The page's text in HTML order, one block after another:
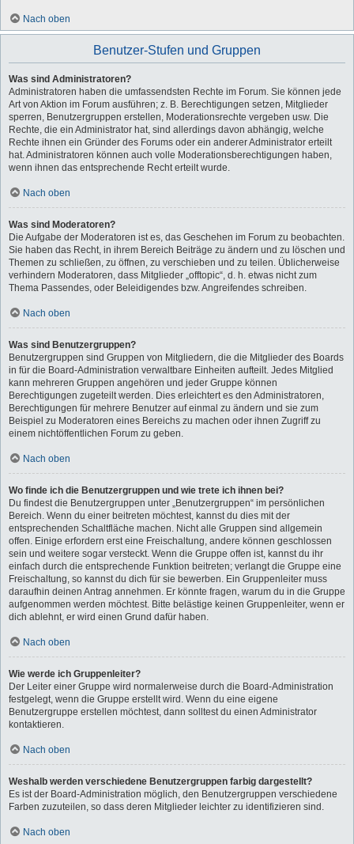
Nach oben
Benutzer-Stufen und Gruppen
Was sind Administratoren?
Administratoren haben die umfassendsten Rechte im Forum. Sie können jede
Art von Aktion im Forum ausführen; z. B. Berechtigungen setzen, Mitglieder
sperren, Benutzergruppen erstellen, Moderationsrechte vergeben usw. Die
Rechte, die ein Administrator hat, sind allerdings davon abhängig, welche
Rechte ihnen ein Gründer des Forums oder ein anderer Administrator erteilt
hat. Administratoren können auch volle Moderationsberechtigungen haben,
wenn ihnen das entsprechende Recht erteilt wurde.
Nach oben
Was sind Moderatoren?
Die Aufgabe der Moderatoren ist es, das Geschehen im Forum zu beobachten.
Sie haben das Recht, in ihrem Bereich Beiträge zu ändern und zu löschen und
Themen zu schließen, zu öffnen, zu verschieben und zu teilen. Üblicherweise
verhindern Moderatoren, dass Mitglieder „offtopic“, d. h. etwas nicht zum
Thema Passendes, oder Beleidigendes bzw. Angreifendes schreiben.
Nach oben
Was sind Benutzergruppen?
Benutzergruppen sind Gruppen von Mitgliedern, die die Mitglieder des Boards
in für die Board-Administration verwaltbare Einheiten aufteilt. Jedes Mitglied
kann mehreren Gruppen angehören und jeder Gruppe können
Berechtigungen zugeteilt werden. Dies erleichtert es den Administratoren,
Berechtigungen für mehrere Benutzer auf einmal zu ändern und sie zum
Beispiel zu Moderatoren eines Bereichs zu machen oder ihnen Zugriff zu
einem nichtöffentlichen Forum zu geben.
Nach oben
Wo finde ich die Benutzergruppen und wie trete ich ihnen bei?
Du findest die Benutzergruppen unter „Benutzergruppen“ im persönlichen
Bereich. Wenn du einer beitreten möchtest, kannst du dies mit der
entsprechenden Schaltfläche machen. Nicht alle Gruppen sind allgemein
offen. Einige erfordern erst eine Freischaltung, andere können geschlossen
sein und weitere sogar versteckt. Wenn die Gruppe offen ist, kannst du ihr
einfach durch die entsprechende Funktion beitreten; verlangt die Gruppe eine
Freischaltung, so kannst du dich für sie bewerben. Ein Gruppenleiter muss
daraufhin deinen Antrag annehmen. Er könnte fragen, warum du in die Gruppe
aufgenommen werden möchtest. Bitte belästige keinen Gruppenleiter, wenn er
dich ablehnt, er wird einen Grund dafür haben.
Nach oben
Wie werde ich Gruppenleiter?
Der Leiter einer Gruppe wird normalerweise durch die Board-Administration
festgelegt, wenn die Gruppe erstellt wird. Wenn du eine eigene
Benutzergruppe erstellen möchtest, dann solltest du einen Administrator
kontaktieren.
Nach oben
Weshalb werden verschiedene Benutzergruppen farbig dargestellt?
Es ist der Board-Administration möglich, den Benutzergruppen verschiedene
Farben zuzuteilen, so dass deren Mitglieder leichter zu identifizieren sind.
Nach oben